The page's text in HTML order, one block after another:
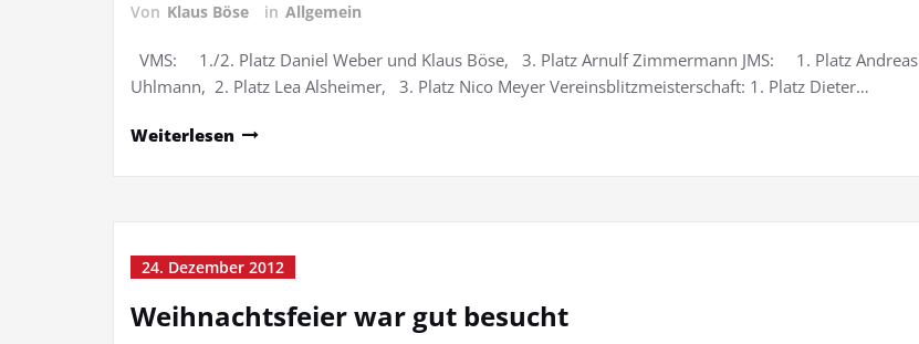
Von Klaus Böse in Allgemein
VMS: 1./2. Platz Daniel Weber und Klaus Böse, 3. Platz Arnulf Zimmermann JMS: 1. Platz Andreas
Uhlmann, 2. Platz Lea Alsheimer, 3. Platz Nico Meyer Vereinsblitzmeisterschaft: 1. Platz Dieter…
Weiterlesen
24. Dezember 2012
Weihnachtsfeier war gut besucht